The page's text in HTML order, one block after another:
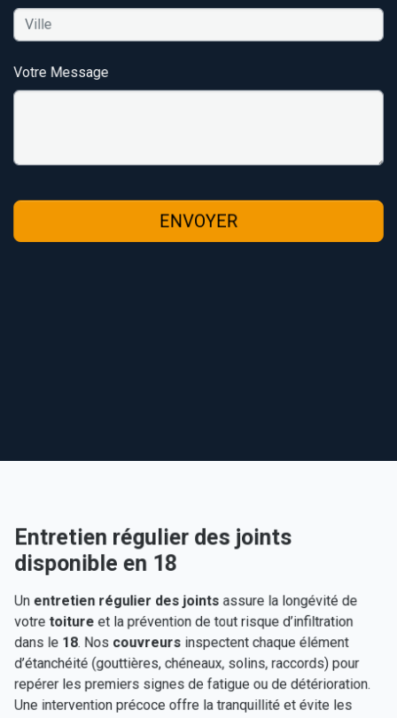
Votre Message
ENVOYER
Entretien régulier des joints
disponible en 18
Un entretien régulier des joints assure la longévité de
votre toitureet la prévention de tout risque d’infiltration
dans le 18. Nos couvreurs inspectent chaque élément
d’étanchéité (gouttières, chéneaux, solins, raccords) pour
repérer les premiers signes de fatigue ou de détérioration.
Une intervention précoce offre la tranquillité et évite les